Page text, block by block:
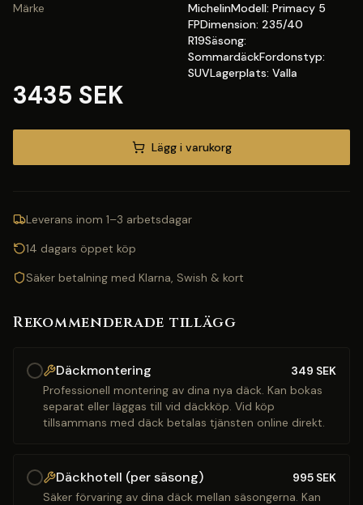
Märke
MichelinModell: Primacy 5
FPDimension: 235/40
R19Säsong:
SommardäckFordonstyp:
SUVLagerplats: Valla
3435 SEK
Lägg i varukorg
Leverans inom 1–3 arbetsdagar
14 dagars öppet köp
Säker betalning med Klarna, Swish & kort
Rekommenderade tillägg
Däckmontering 349 SEK
Professionell montering av dina nya däck. Kan bokas
separat eller läggas till vid däckköp. Vid köp
tillsammans med däck betalas tjänsten online direkt.
Däckhotell (per säsong) 995 SEK
Säker förvaring av dina däck mellan säsongerna. Kan